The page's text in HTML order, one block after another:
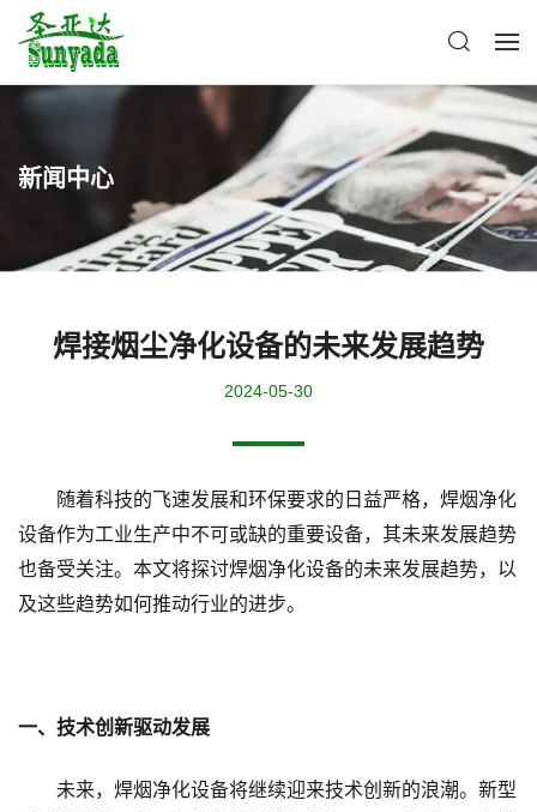
新闻中心
焊接烟尘净化设备的未来发展趋势
2024-05-30
随着科技的飞速发展和环保要求的日益严格，焊烟净化
设备作为工业生产中不可或缺的重要设备，其未来发展趋势
也备受关注。本文将探讨焊烟净化设备的未来发展趋势，以
及这些趋势如何推动行业的进步。
一、技术创新驱动发展
未来，焊烟净化设备将继续迎来技术创新的浪潮。新型